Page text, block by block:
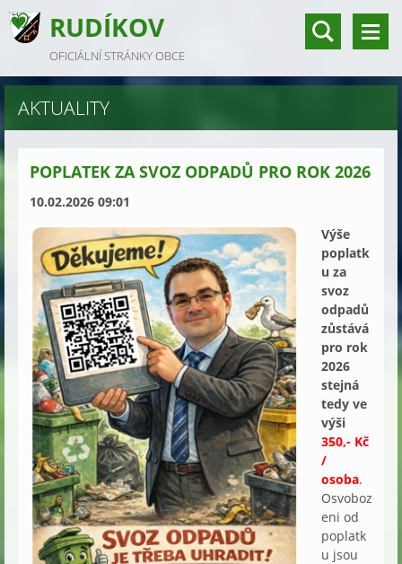
RUDÍKOV
OFICIÁLNÍ STRÁNKY OBCE
AKTUALITY
POPLATEK ZA SVOZ ODPADŮ PRO ROK 2026
10.02.2026 09:01
Výše
poplatk
u za
svoz
odpadů
zůstává
pro rok
2026
stejná
tedy ve
výši
350,- Kč
/
osoba.
Osvoboz
eni od
poplatk
u jsou